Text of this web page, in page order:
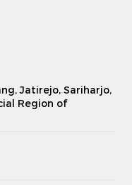
Jatirejo, Sariharjo,
Region of